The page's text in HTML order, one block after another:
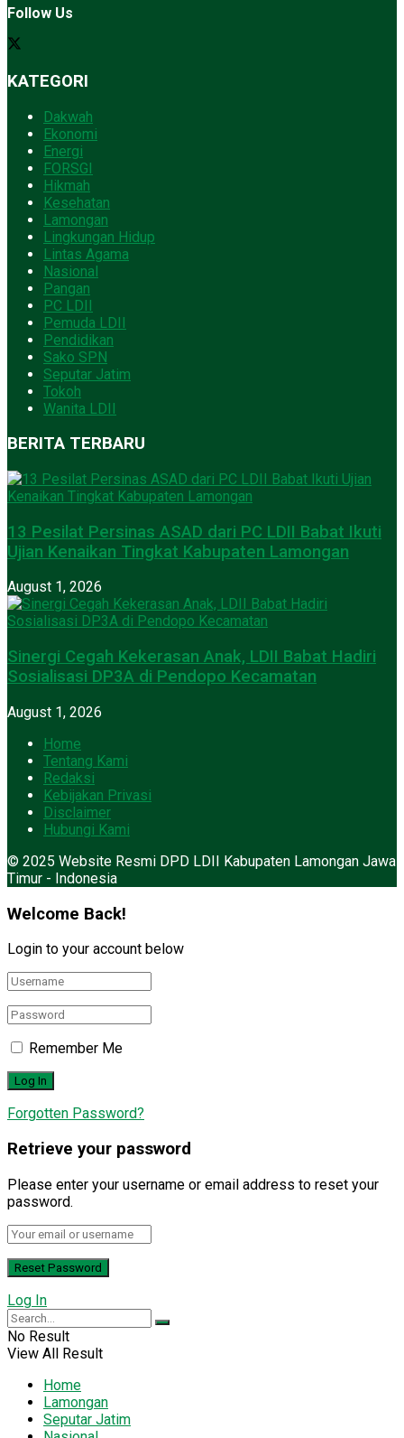
Follow Us
KATEGORI
Dakwah
Ekonomi
Energi
FORSGI
Hikmah
Kesehatan
Lamongan
Lingkungan Hidup
Lintas Agama
Nasional
Pangan
PC LDII
Pemuda LDII
Pendidikan
Sako SPN
Seputar Jatim
Tokoh
Wanita LDII
BERITA TERBARU
13 Pesilat Persinas ASAD dari PC LDII Babat Ikuti
Ujian Kenaikan Tingkat Kabupaten Lamongan
August 1, 2026
Sinergi Cegah Kekerasan Anak, LDII Babat Hadiri
Sosialisasi DP3A di Pendopo Kecamatan
August 1, 2026
Home
Tentang Kami
Redaksi
Kebijakan Privasi
Disclaimer
Hubungi Kami
© 2025 Website Resmi DPD LDII Kabupaten Lamongan Jawa
Timur - Indonesia
Welcome Back!
Login to your account below
Remember Me
Forgotten Password?
Retrieve your password
Please enter your username or email address to reset your
password.
Log In
No Result
View All Result
Home
Lamongan
Seputar Jatim